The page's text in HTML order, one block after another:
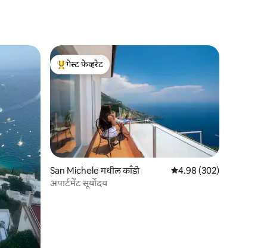
टॉप गेस्ट फेव्हरेट
गेस्ट फेव्हरेट
San Michele मधील काँडो 5 पैकी 4.98 सरासरी रेटिंग,
4.98 (302)
अपार्टमेंट सूर्योदय